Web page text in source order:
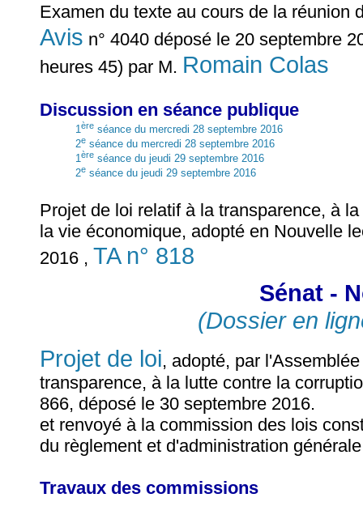
Examen du texte au cours de la réunion
Avis n° 4040 déposé le 20 septembre
heures 45) par M. Romain Colas
Discussion en séance publique
1ère séance du mercredi 28 septembre 2016
2e séance du mercredi 28 septembre 2016
1ère séance du jeudi 29 septembre 2016
2e séance du jeudi 29 septembre 2016
Projet de loi relatif à la transparence, à
la vie économique, adopté en Nouvelle
2016 , TA n° 818
Sénat -
(Dossier en
Projet de loi, adopté, par
transparence, à la lutte contre la
866, déposé le 30 septembre 2016.
et renvoyé à la commission des lois
du règlement et d'administration générale
Travaux des commissions